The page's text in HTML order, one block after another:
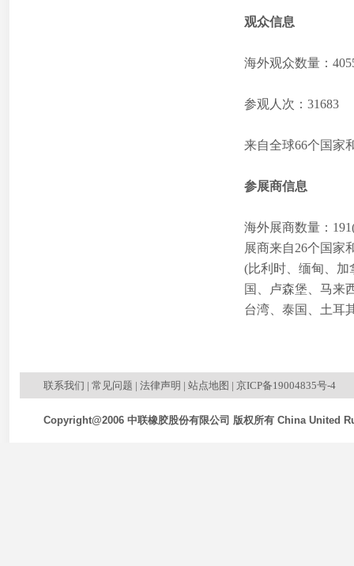
观众信息
海外观众数量：
参观人次：31683
来自全球66个国家
参展商信息
海外展商数量：
展商来自26个国家
(比利时、缅甸、加
国、卢森堡、马来
台湾、泰国、土耳
联系我们 | 常见问题 | 法律声明 | 站点地图 | 京ICP备19004835号-4
Copyright@2006 中联橡胶股份有限公司 版权所有 China United